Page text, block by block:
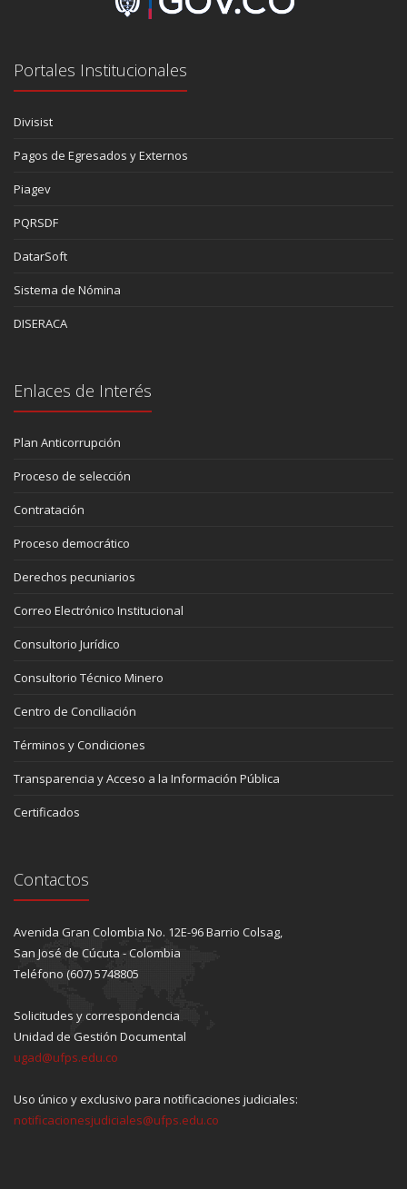
Portales Institucionales
Divisist
Pagos de Egresados y Externos
Piagev
PQRSDF
DatarSoft
Sistema de Nómina
DISERACA
Enlaces de Interés
Plan Anticorrupción
Proceso de selección
Contratación
Proceso democrático
Derechos pecuniarios
Correo Electrónico Institucional
Consultorio Jurídico
Consultorio Técnico Minero
Centro de Conciliación
Términos y Condiciones
Transparencia y Acceso a la Información Pública
Certificados
Contactos
Avenida Gran Colombia No. 12E-96 Barrio Colsag,
San José de Cúcuta - Colombia
Teléfono (607) 5748805
Solicitudes y correspondencia
Unidad de Gestión Documental
ugad@ufps.edu.co
Uso único y exclusivo para notificaciones judiciales:
notificacionesjudiciales@ufps.edu.co